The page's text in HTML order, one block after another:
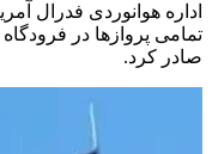
تمامی پروازها در
صادر کرد.